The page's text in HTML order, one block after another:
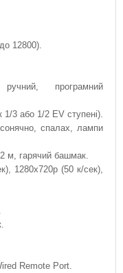
12800).
програмний
3 або 1/2 EV ступені).
спалах, лампи
м, гарячий башмак.
1280x720p (50 к/сек),
Remote Port.